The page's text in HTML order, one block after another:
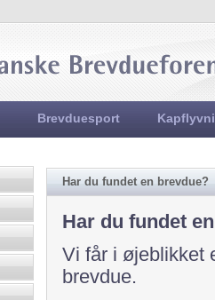
Brevduesport
Har du fundet en brevdue?
Har du fundet
Vi får i øjeblikket
brevdue.